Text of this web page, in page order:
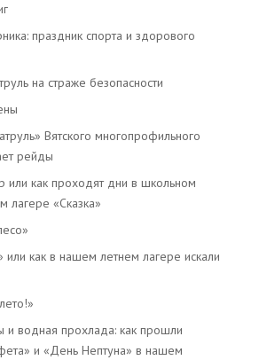
праздник спорта и здорового
на страже безопасности
Вятского многопрофильного
рейды
или как проходят дни в школьном
лагере «Сказка»
или как в нашем летнем лагере искали
водная прохлада: как прошли
и «День Нептуна» в нашем